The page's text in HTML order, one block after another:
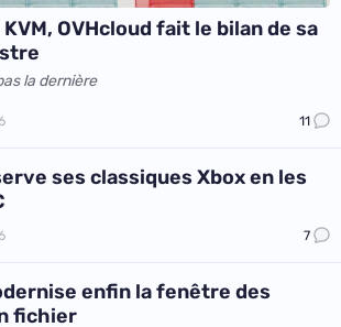
OVHcloud fait le bilan de sa
la dernière
11
ses classiques Xbox en les
7
enfin la fenêtre des
fichier